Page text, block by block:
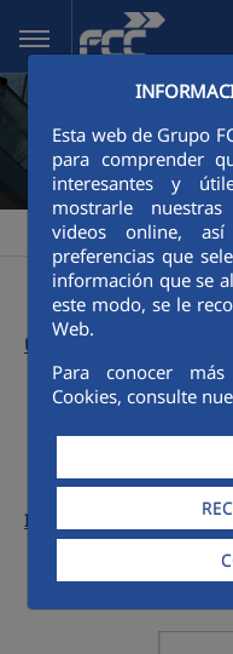
Saltar al contenido
Esta web de Grupo
para comprender
interesantes y
mostrarle
videos online,
preferencias que
información que se
este modo, se le
Web.
Para conocer
Cookies, consulte
FCC >Informe Anual FCC
Último informe:
Menú 2002
Informes anteriores:
Menú 2002